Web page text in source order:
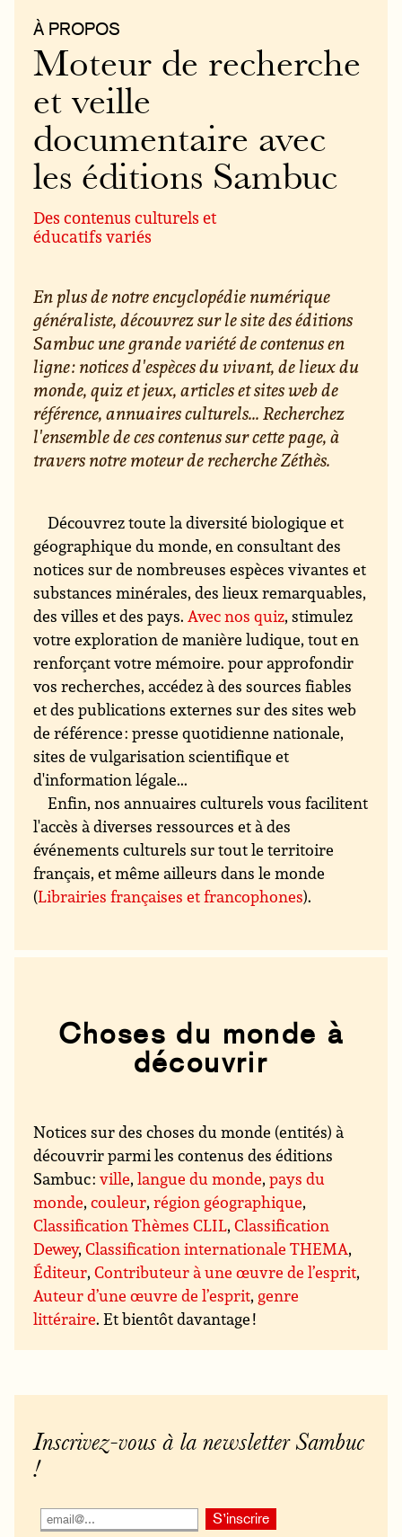
À PROPOS
Moteur de recherche
et veille
documentaire avec
les éditions Sambuc
Des contenus culturels et
éducatifs variés
En plus de notre encyclopédie numérique
généraliste, découvrez sur le site des éditions
Sambuc une grande variété de contenus en
ligne : notices d'espèces du vivant, de lieux du
monde, quiz et jeux, articles et sites web de
référence, annuaires culturels... Recherchez
l'ensemble de ces contenus sur cette page, à
travers notre moteur de recherche Zéthès.
Découvrez toute la diversité biologique et
géographique du monde, en consultant des
notices sur de nombreuses espèces vivantes et
substances minérales, des lieux remarquables,
des villes et des pays. Avec nos quiz, stimulez
votre exploration de manière ludique, tout en
renforçant votre mémoire. pour approfondir
vos recherches, accédez à des sources fiables
et des publications externes sur des sites web
de référence : presse quotidienne nationale,
sites de vulgarisation scientifique et
d'information légale...
Enfin, nos annuaires culturels vous facilitent
l'accès à diverses ressources et à des
événements culturels sur tout le territoire
français, et même ailleurs dans le monde
(Librairies françaises et francophones).
Choses du monde à
découvrir
Notices sur des choses du monde (entités) à
découvrir parmi les contenus des éditions
Sambuc :ville,langue du monde,pays du
monde,couleur,région géographique,
Classification Thèmes CLIL,Classification
Dewey,Classification internationale THEMA,
Éditeur,Contributeur à une œuvre de l’esprit,
Auteur d’une œuvre de l’esprit, genre
littéraire. Et bientôt davantage !
Inscrivez-vous à la newsletter Sambuc
!